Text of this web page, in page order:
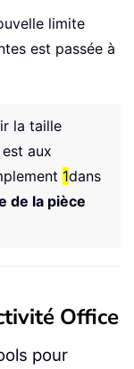
limite
est passée à
la taille
aux
1dans
de la pièce
Office
pour